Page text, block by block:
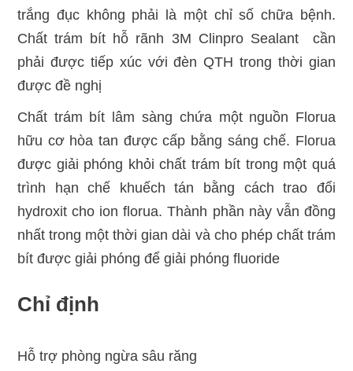
trắng đục không phải là một chỉ số chữa bệnh.
Chất trám bít hỗ rãnh 3M Clinpro Sealant cần
phải được tiếp xúc với đèn QTH trong thời gian
được đề nghị
Chất trám bít lâm sàng chứa một nguồn Florua
hữu cơ hòa tan được cấp bằng sáng chế. Florua
được giải phóng khỏi chất trám bít trong một quá
trình hạn chế khuếch tán bằng cách trao đổi
hydroxit cho ion florua. Thành phần này vẫn đồng
nhất trong một thời gian dài và cho phép chất trám
bít được giải phóng để giải phóng fluoride
Chỉ định
Hỗ trợ phòng ngừa sâu răng